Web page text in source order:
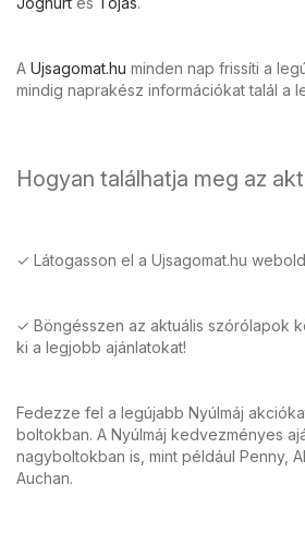
A Ujsagomat.hu minden nap frissíti a
mindig naprakész információkat talál a
Hogyan találhatja meg az
✓ Látogasson el a Ujsagomat.hu
✓ Böngésszen az aktuális szórólapok
ki a legjobb ajánlatokat!
Fedezze fel a legújabb Nyúlmáj
boltokban. A Nyúlmáj kedvezményes
nagyboltokban is, mint például Penny,
Auchan.